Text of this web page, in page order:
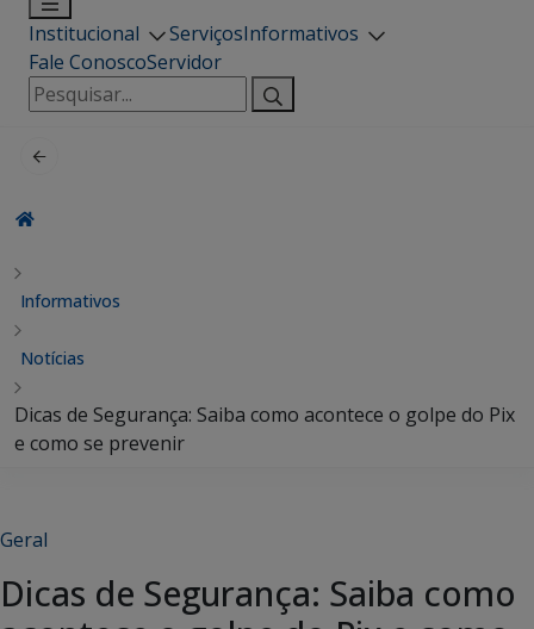
Institucional ServiçosInformativos
Fale ConoscoServidor
Pesquisar
por:
Informativos
Notícias
Dicas de Segurança: Saiba como acontece o golpe do Pix
e como se prevenir
Geral
Dicas de Segurança: Saiba como